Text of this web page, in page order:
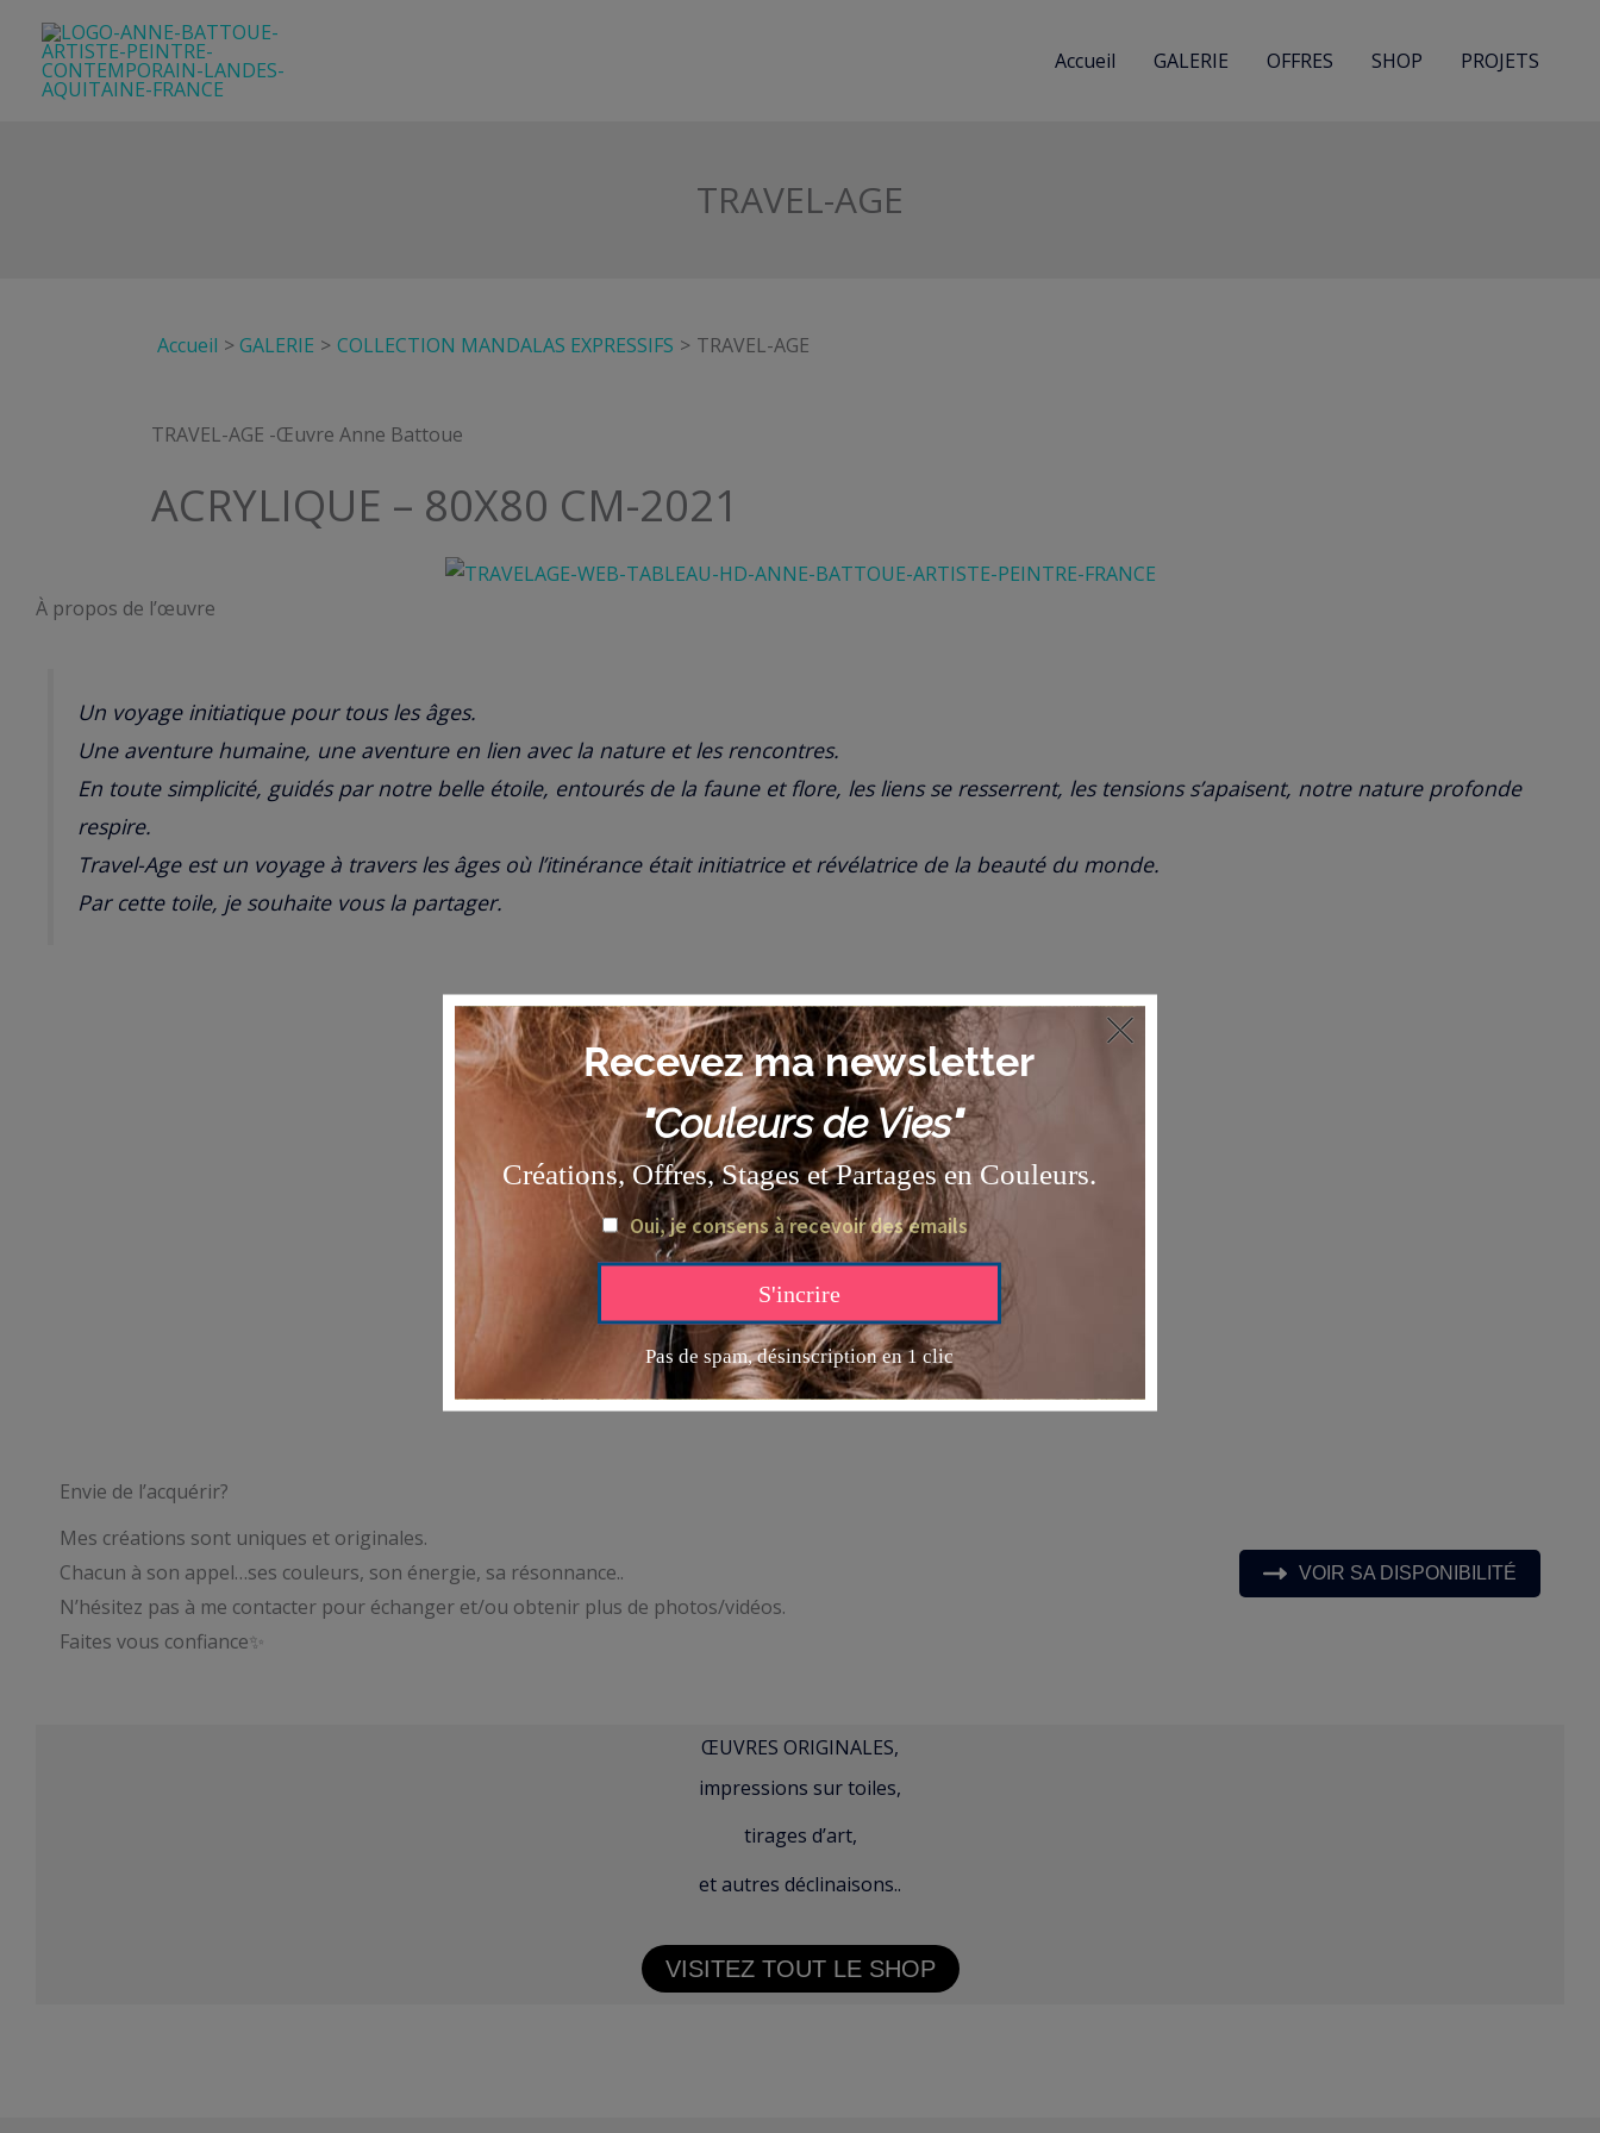
contenu
Accueil GALERIE OFFRES SHOP PROJETS
TRAVEL-AGE
Accueil GALERIE COLLECTION MANDALAS EXPRESSIFS TRAVEL-AGE
TRAVEL-AGE -Œuvre Anne Battoue
ACRYLIQUE – 80X80 CM-2021
À propos de l’œuvre
Un voyage initiatique pour tous les âges.
Une aventure humaine, une aventure en lien avec la nature et les rencontres.
En toute simplicité, guidés par notre belle étoile, entourés de la faune et flore, les liens se resserrent, les tensions s’apaisent, notre nature profonde
respire.
Travel-Age est un voyage à travers les âges où l’itinérance était initiatrice et révélatrice de la beauté du monde.
Par cette toile, je souhaite vous la partager.
Pendant et Après..
La construction des mandalas se fait par étapes
successives..
Chaque couronne traite d’une thématique: notre lien
avec notre environnement: la nature mais aussi la
famille et les êtres que nos croisons sur notre route
durant notre vie..au rythme des saisons et des
élèments.
L’itinérance est à la fois physique et temporelle.
Envie de l’acquérir?
Mes créations sont uniques et originales.
Chacun à son appel…ses couleurs, son énergie, sa résonnance..
N’hésitez pas à me contacter pour échanger et/ou obtenir plus de photos/vidéos.
Faites vous confiance✨
VOIR SA DISPONIBILITÉ
ŒUVRES ORIGINALES,
impressions sur toiles,
tirages d’art,
et autres déclinaisons..
VISITEZ TOUT LE SHOP